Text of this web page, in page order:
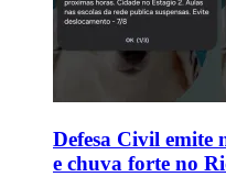
Defesa Civil emite
e chuva forte no